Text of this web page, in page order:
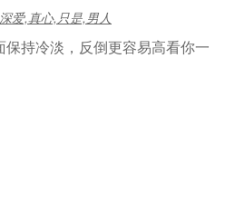
深爱,真心,只是,男人